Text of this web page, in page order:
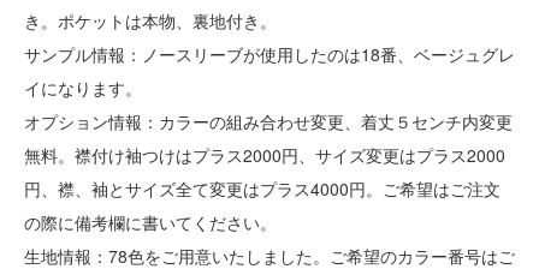
き。ポケットは本物、裏地付き。
サンプル情報：ノースリーブが使用したのは18番、ベージュグレ
イになります。
オプション情報：カラーの組み合わせ変更、着丈５センチ内変更
無料。襟付け袖つけはプラス2000円、サイズ変更はプラス2000
円、襟、袖とサイズ全て変更はプラス4000円。ご希望はご注文
の際に備考欄に書いてください。
生地情報：78色をご用意いたしました。ご希望のカラー番号はご